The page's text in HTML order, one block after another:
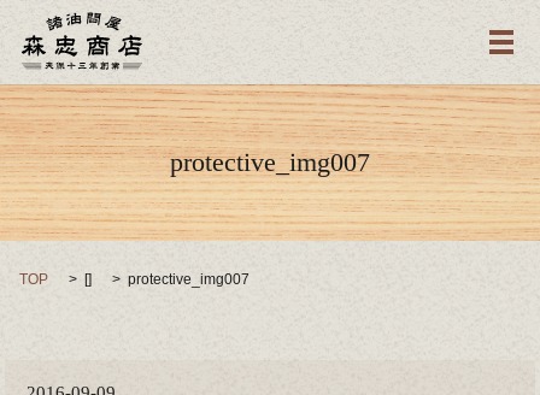
メ
protective_img007
TOP [] protective_img007